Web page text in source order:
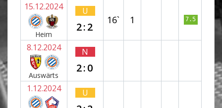
15.12.2024
Heim
U
2:2
16` 1 7.5
8.12.2024
Auswärts
N
2:0
1.12.2024 U